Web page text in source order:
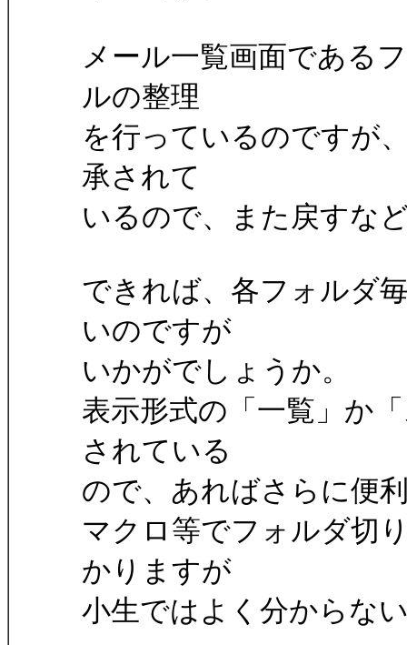
メール一覧画面である
ルの整理
を行っているのですが
承されて
いるので、また戻すな
できれば、各フォルダ
いのですが
いかがでしょうか。
表示形式の「一覧」か
されている
ので、あればさらに便
マクロ等でフォルダ切
かりますが
小生ではよく分からな